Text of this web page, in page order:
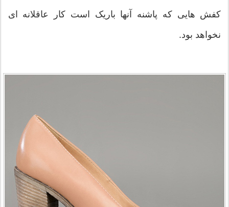
کفش هایی که پاشنه آنها باریک است کار عاقلانه ای
نخواهد بود.